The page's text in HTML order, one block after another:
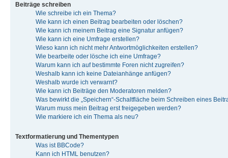
Beiträge schreiben
Wie schreibe ich ein Thema?
Wie kann ich einen Beitrag bearbeiten oder löschen?
Wie kann ich meinem Beitrag eine Signatur anfügen?
Wie kann ich eine Umfrage erstellen?
Wieso kann ich nicht mehr Antwortmöglichkeiten erstellen?
Wie bearbeite oder lösche ich eine Umfrage?
Warum kann ich auf bestimmte Foren nicht zugreifen?
Weshalb kann ich keine Dateianhänge anfügen?
Weshalb wurde ich verwarnt?
Wie kann ich Beiträge den Moderatoren melden?
Was bewirkt die „Speichern“-Schaltfläche beim Schreiben eines
Warum muss mein Beitrag erst freigegeben werden?
Wie markiere ich ein Thema als neu?
Textformatierung und Thementypen
Was ist BBCode?
Kann ich HTML benutzen?